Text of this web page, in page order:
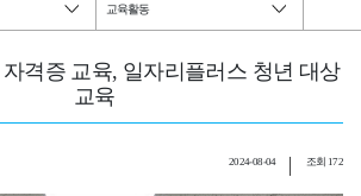
교육활동
격증 교육, 일자리플러스 청년 대상
교육
2024-08-04 조회 172